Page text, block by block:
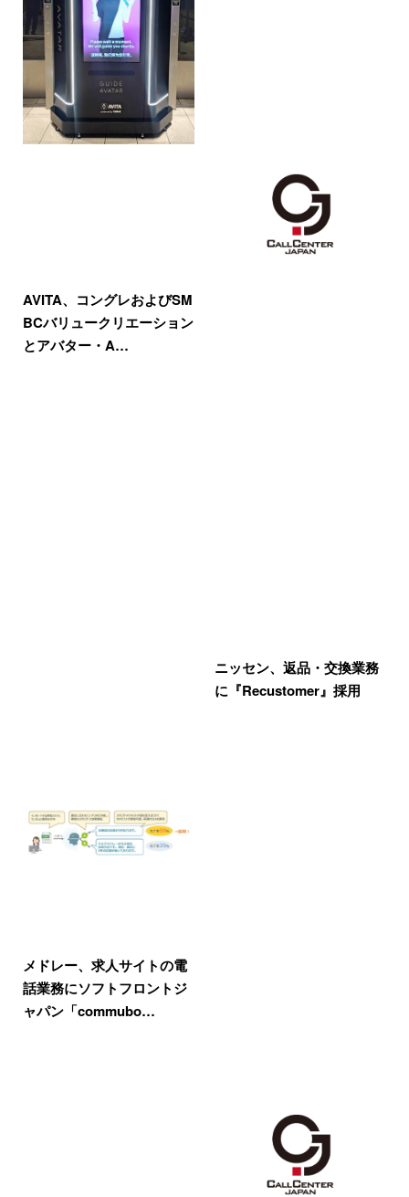
AVITA、コングレおよびSM
BCバリュークリエーション
とアバター・A…
ニッセン、返品・交換業務
に『Recustomer』採用
メドレー、求人サイトの電
話業務にソフトフロントジ
ャパン「commubo…